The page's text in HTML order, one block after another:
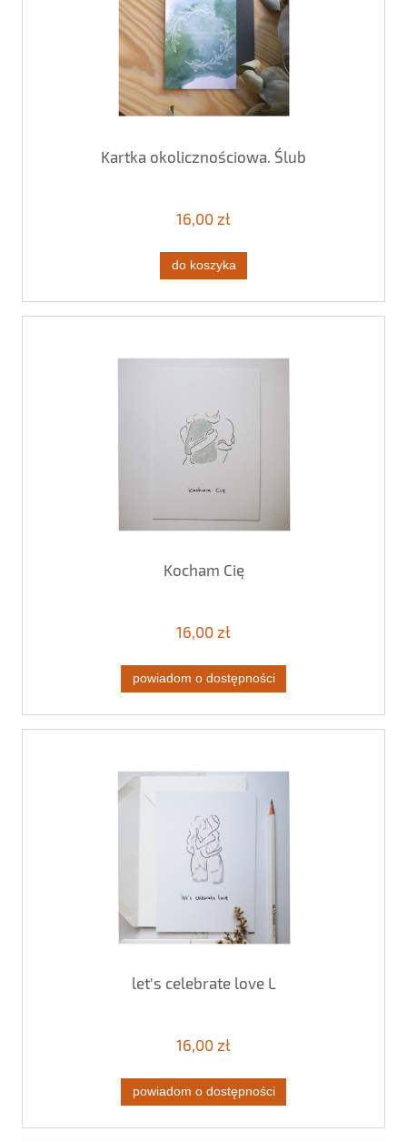
Kartka okolicznościowa. Ślub
16,00 zł
do koszyka
Kocham Cię
16,00 zł
powiadom o dostępności
let's celebrate love L
16,00 zł
powiadom o dostępności